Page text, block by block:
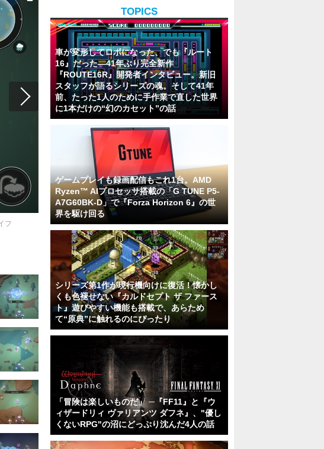
フ
TOPICS
車が変形してロボになった、でも『ルート
16』だった―41年ぶり完全新作
『ROUTE16R』開発者インタビュー。新旧
スタッフが語るシリーズの魂。そして41年
前、たった1人のために手作業で直した世界
に1本だけの“幻のカセット”の話
ゲームプレイも録画配信もこれ1台。AMD
Ryzen™ AIプロセッサ搭載の「G TUNE P5-
A7G60BK-D」で『Forza Horizon 6』の世
界を駆け回る
シリーズ第1作が現行機向けに復活！懐かし
くも色褪せない『カルドセプト ザ ファース
ト』遊びやすい機能も搭載で、あらため
て“原典”に触れるのにぴったり
「冒険は楽しいものだ」 ─『FF11』と『ウ
ィザードリィ ヴァリアンツ ダフネ』、"優し
くないRPG"の沼にどっぷり沈んだ4人の話